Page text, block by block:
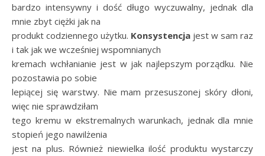
bardzo intensywny i dość długo wyczuwalny, jednak dla
mnie zbyt ciężki jak na
produkt codziennego użytku. Konsystencja jest w sam raz
i tak jak we wcześniej wspomnianych
kremach wchłanianie jest w jak najlepszym porządku. Nie
pozostawia po sobie
lepiącej się warstwy. Nie mam przesuszonej skóry dłoni,
więc nie sprawdziłam
tego kremu w ekstremalnych warunkach, jednak dla mnie
stopień jego nawilżenia
jest na plus. Również niewielka ilość produktu wystarczy